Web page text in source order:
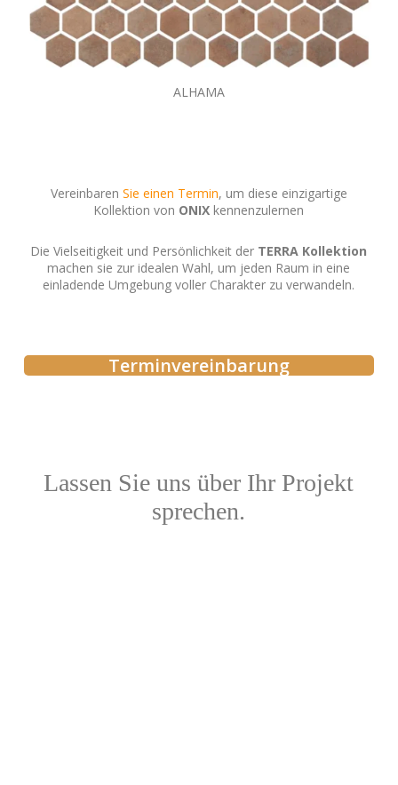
ALHAMA
Vereinbaren Sie einen Termin, um diese einzigartige
Kollektion von ONIX kennenzulernen
Die Vielseitigkeit und Persönlichkeit der TERRA Kollektion
machen sie zur idealen Wahl, um jeden Raum in eine
einladende Umgebung voller Charakter zu verwandeln.
Terminvereinbarung
Lassen Sie uns über Ihr Projekt
sprechen.